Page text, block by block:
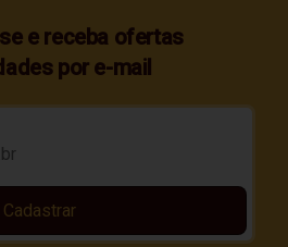
e receba ofertas
por e-mail
Cadastrar